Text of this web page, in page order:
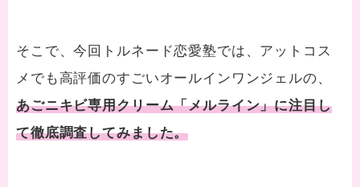
そこで、今回トルネード恋愛塾では、アットコス
メでも高評価のすごいオールインワンジェルの、
あごニキビ専用クリーム「メルライン」に注目し
て徹底調査してみました。